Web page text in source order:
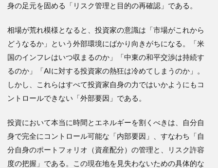
身の足元を固める「リスク管理と目的の再確認」である。
相場が荒れ模様となると、投資家の意識は「市場がこれから
どうなるか」という外部環境にばかり向きがちになる。「米
国のインフレはいつ収まるのか」「中東の和平交渉は持続す
るのか」「AIに対する投資家の熱狂は冷めてしまうのか」。
しかし、これらはすべて投資家自身の力ではいかようにもコ
ントロールできない「外部要因」である。
投資において本当に時間とエネルギーを割くべきは、自分自
身で完全にコントロール可能な「内部要因」、すなわち「自
分自身のポートフォリオ（資産配分）の管理と、リスク許容
度の把握」である。この現在地を見失わないための具体的な